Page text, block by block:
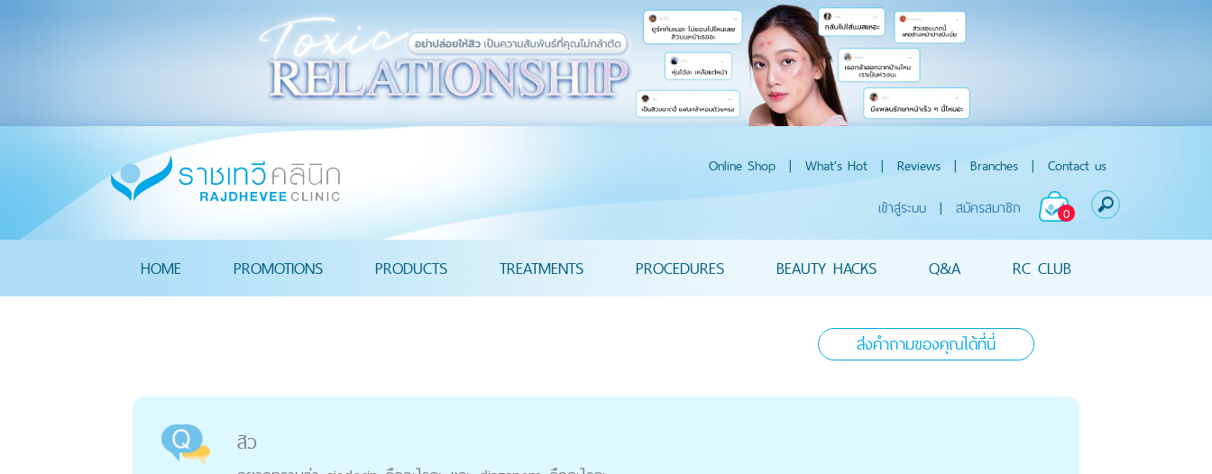
Online Shop | What's Hot | Reviews | Branches | Contact us
0
เข้าสู่ระบบ | สมัครสมาชิก
HOME PROMOTIONS PRODUCTS TREATMENTS PROCEDURES BEAUTY HACKS Q&A RC CLUB
ส่งคำถามของคุณได้ที่นี่
สิว